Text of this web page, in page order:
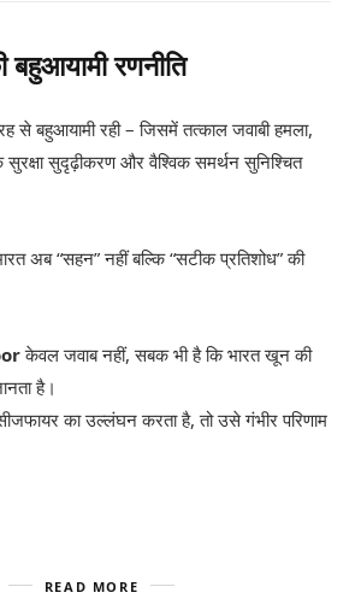
रणनीति
से बहुआयामी रही – जिसमें तत्काल जवाबी हमला,
सुदृढ़ीकरण और वैश्विक समर्थन सुनिश्चित
अब “सहन” नहीं बल्कि “सटीक प्रतिशोध” की
केवल जवाब नहीं, सबक भी है कि भारत खून की
है।
का उल्लंघन करता है, तो उसे गंभीर परिणाम
READ MORE